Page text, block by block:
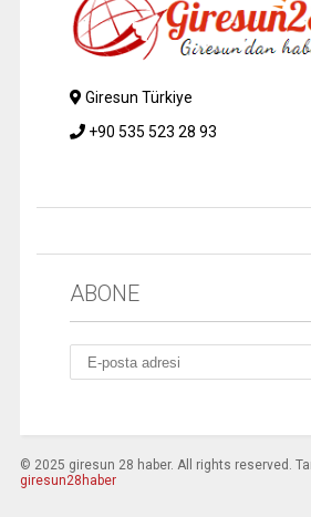
Giresun Türkiye
+90 535 523 28 93
ABONE
© 2025 giresun 28 haber. All rights reserved.
giresun28haber